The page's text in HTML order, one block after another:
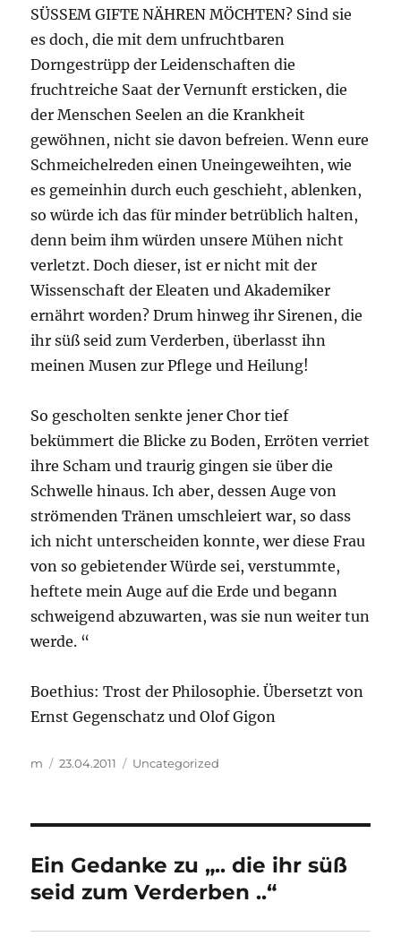
SÜSSEM GIFTE NÄHREN MÖCHTEN? Sind sie
es doch, die mit dem unfruchtbaren
Dorngestrüpp der Leidenschaften die
fruchtreiche Saat der Vernunft ersticken, die
der Menschen Seelen an die Krankheit
gewöhnen, nicht sie davon befreien. Wenn eure
Schmeichelreden einen Uneingeweihten, wie
es gemeinhin durch euch geschieht, ablenken,
so würde ich das für minder betrüblich halten,
denn beim ihm würden unsere Mühen nicht
verletzt. Doch dieser, ist er nicht mit der
Wissenschaft der Eleaten und Akademiker
ernährt worden? Drum hinweg ihr Sirenen, die
ihr süß seid zum Verderben, überlasst ihn
meinen Musen zur Pflege und Heilung!
So gescholten senkte jener Chor tief
bekümmert die Blicke zu Boden, Erröten verriet
ihre Scham und traurig gingen sie über die
Schwelle hinaus. Ich aber, dessen Auge von
strömenden Tränen umschleiert war, so dass
ich nicht unterscheiden konnte, wer diese Frau
von so gebietender Würde sei, verstummte,
heftete mein Auge auf die Erde und begann
schweigend abzuwarten, was sie nun weiter tun
werde. “
Boethius: Trost der Philosophie. Übersetzt von
Ernst Gegenschatz und Olof Gigon
Autor
m
Veröffentlicht
23.04.2011 Kategorien
Uncategorized
Ein Gedanke zu „.. die ihr süß
seid zum Verderben ..“